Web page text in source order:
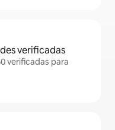
verificadas
verificadas para